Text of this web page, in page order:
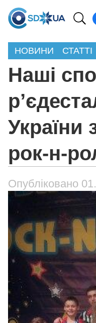
НОВИНИ СТАТТІ
Наші
України
рок-н-
Опубліковано